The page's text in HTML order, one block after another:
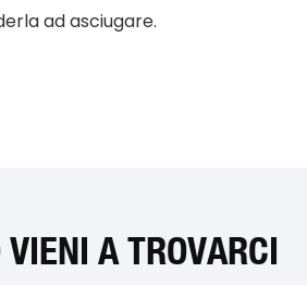
ad asciugare.
A TROVARCI